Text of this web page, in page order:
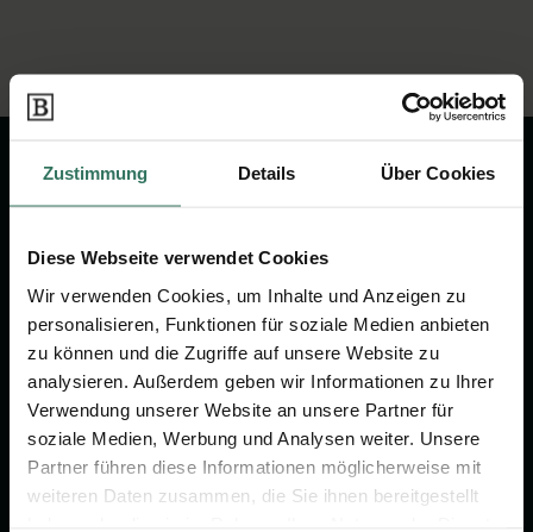
Zustimmung Details Über Cookies
Diese Webseite verwendet Cookies
Wir verwenden Cookies, um Inhalte und Anzeigen zu
personalisieren, Funktionen für soziale Medien anbieten
zu können und die Zugriffe auf unsere Website zu
analysieren. Außerdem geben wir Informationen zu Ihrer
Verwendung unserer Website an unsere Partner für
soziale Medien, Werbung und Analysen weiter. Unsere
Partner führen diese Informationen möglicherweise mit
weiteren Daten zusammen, die Sie ihnen bereitgestellt
um das Thema Bestattung &
Vorsorge.
Jetzt beraten lassen
FÜR SIE
Vergleich
FÜR BESTATTER
Online-Portal